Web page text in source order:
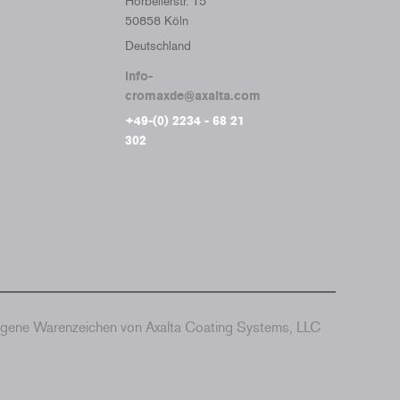
50858 Köln
Deutschland
info-
cromaxde@axalta.com
+49-(0) 2234 - 68 21
302
Warenzeichen von Axalta Coating Systems, LLC